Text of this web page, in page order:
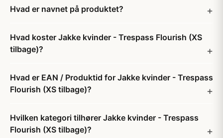
Hvad er navnet på produktet?
Hvad koster Jakke kvinder - Trespass Flourish (XS
tilbage)?
Hvad er EAN / Produktid for Jakke kvinder - Trespass
Flourish (XS tilbage)?
Hvilken kategori tilhører Jakke kvinder - Trespass
Flourish (XS tilbage)?